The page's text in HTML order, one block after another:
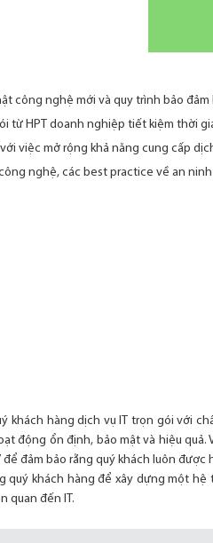
công nghệ mới và quy trình bảo
từ HPT doanh nghiệp tiết kiệm thời
việc mở rộng khả năng cung cấp
nghệ, các best practice về an
khách hàng dịch vụ IT trọn gói với
động ổn định, bảo mật và hiệu
đảm bảo rằng quý khách luôn
quý khách hàng để xây dựng một
quan đến IT.